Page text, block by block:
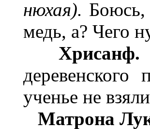
нюхая). Боюсь,
медь, а? Чего
Хрисанф.
ученье не
Матрона